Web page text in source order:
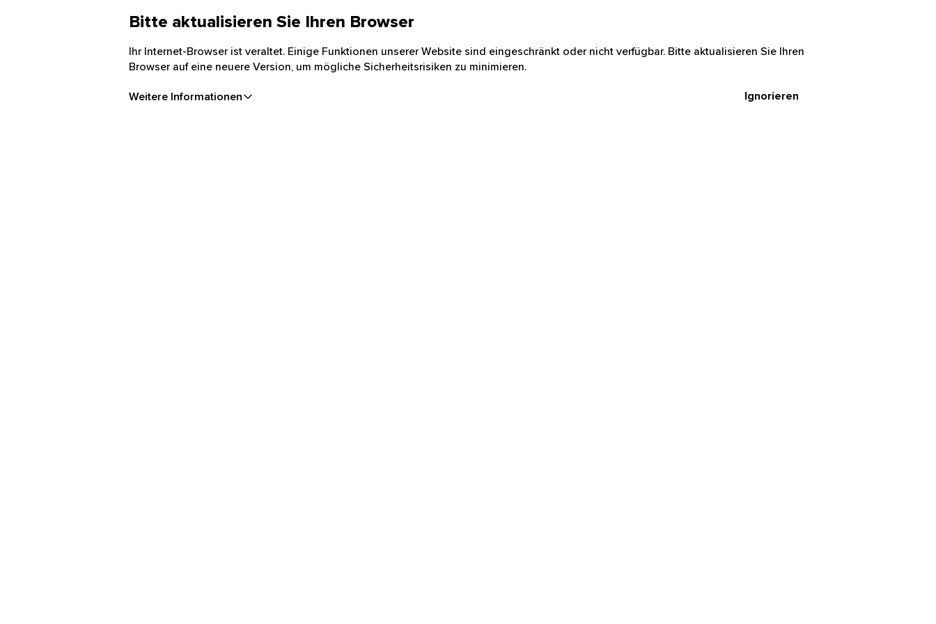
Bitte aktualisieren Sie Ihren Browser
Ihr Internet-Browser ist veraltet. Einige Funktionen unserer Website sind eingeschränkt oder nicht verfügbar. Bitte aktualisieren Sie Ihren
Browser auf eine neuere Version, um mögliche Sicherheitsrisiken zu minimieren.
Weitere Informationen Ignorieren